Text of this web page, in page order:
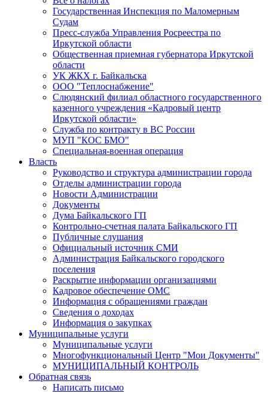
Государственная Инспекция по Маломерным
Судам
Пресс-служба Управления Росреестра по
Иркутской области
Общественная приемная губернатора Иркутской
области
УК ЖКХ г. Байкальска
ООО "Теплоснабжение"
Слюдянский филиал областного государственного
казенного учреждения «Кадровый центр
Иркутской области»
Служба по контракту в ВС России
МУП "КОС БМО"
Специальная-военная операция
Власть
Руководство и структура администрации города
Отделы администрации города
Новости Администрации
Документы
Дума Байкальского ГП
Контрольно-счетная палата Байкальского ГП
Публичные слушания
Официальный источник СМИ
Администрация Байкальского городского
поселения
Раскрытие информации организациями
Кадровое обеспечение ОМС
Информация с обращениями граждан
Сведения о доходах
Информация о закупках
Муниципальные услуги
Муниципальные услуги
Многофункциональный Центр "Мои Документы"
МУНИЦИПАЛЬНЫЙ КОНТРОЛЬ
Обратная связь
Написать письмо